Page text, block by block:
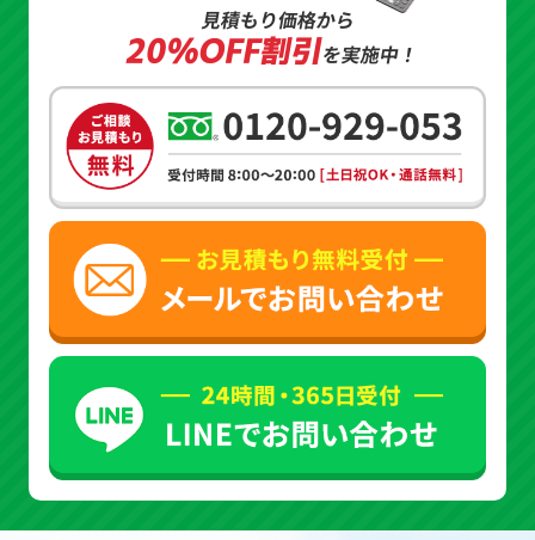
見積もり価格から
20%OFF割引を実施中！